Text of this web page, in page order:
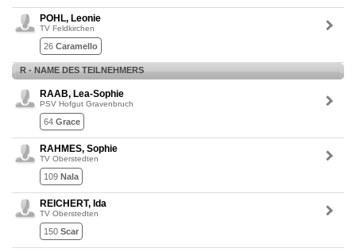
POHL, Leonie
TV Feldkirchen
26 Caramello
R - NAME DES TEILNEHMERS
RAAB, Lea-Sophie
PSV Hofgut Gravenbruch
64 Grace
RAHMES, Sophie
TV Oberstedten
109 Nala
REICHERT, Ida
TV Oberstedten
150 Scar